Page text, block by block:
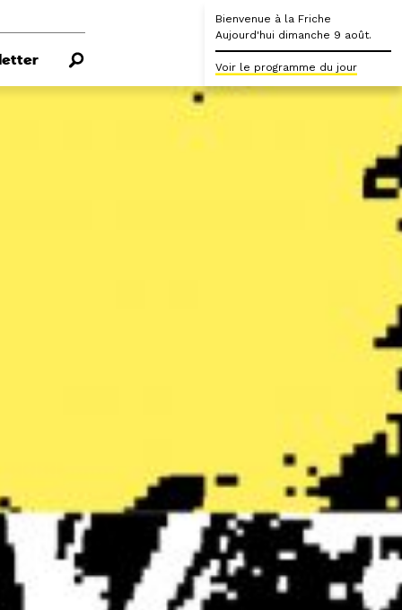
Bienvenue à la Friche
Aujourd'hui dimanche 9 août.
Voir le programme du jour